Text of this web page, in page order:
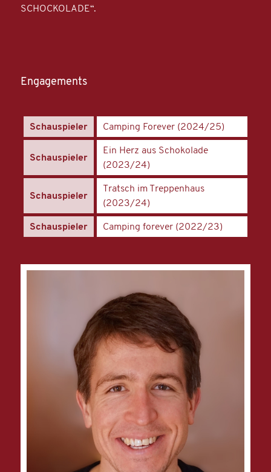
SCHOCKOLADE“.
Engagements
Schauspieler Camping Forever (2024/25)
Schauspieler
Ein Herz aus Schokolade
(2023/24)
Schauspieler
Tratsch im Treppenhaus
(2023/24)
Schauspieler Camping forever (2022/23)